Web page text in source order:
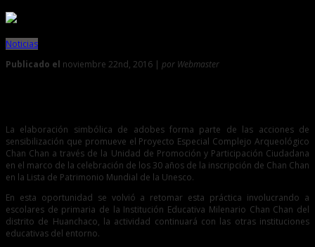
Noticias
Publicado el noviembre 22nd, 2016 | por Webmaster
La elaboración simbólica de adobes forma parte de las acciones de
sensibilización que promueve el Proyecto Especial Complejo Arqueológico
Chan Chan a través de la Unidad de Promoción y Participación Ciudadana
en el marco de la celebración de los 30 años de la inscripción de Chan Chan
en la Lista de Patrimonio Mundial de la Unesco.
En esta oportunidad se volvió a retomar esta práctica involucrando a
escolares de primaria de la Institución Educativa Milenario Chan Chan del
distrito de Huanchaco, la actividad continuará con las otras instituciones
educativas del entorno.